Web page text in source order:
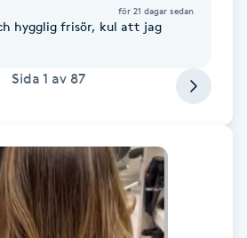
för 21 dagar sedan
hygglig frisör, kul att jag
Sida 1 av 87